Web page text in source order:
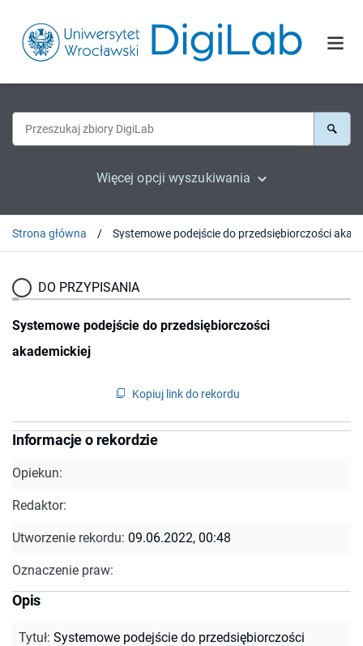
Więcej opcji wyszukiwania
Strona główna
DO PRZYPISANIA
Systemowe podejście do przedsiębiorczości
akademickiej
Kopiuj link do rekordu
Informacje o rekordzie
Opiekun:
Redaktor:
Utworzenie rekordu: 09.06.2022, 00:48
Oznaczenie praw:
Opis
Tytuł: Systemowe podejście do przedsiębiorczości